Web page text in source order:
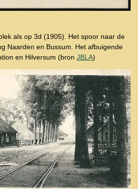
als op 3d (1905). Het spoor naar de
Naarden en Bussum. Het afbuigende
en Hilversum (bron JBLA)